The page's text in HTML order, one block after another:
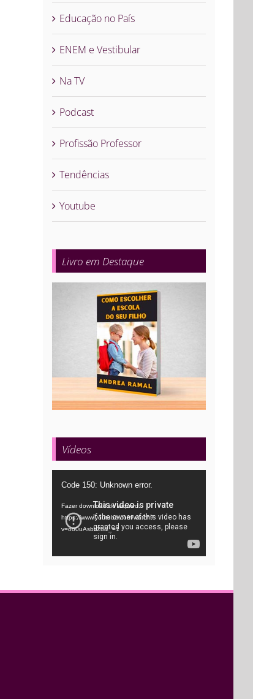
Educação no País
ENEM e Vestibular
Na TV
Podcast
Profissão Professor
Tendências
Youtube
Livro em Destaque
Vídeos
Tocador
vídeo
Code 150: Unknown error.
Fazer download do arquivo:
https://www.youtube.com/watch?
v=oo0uAsbti28&_=1